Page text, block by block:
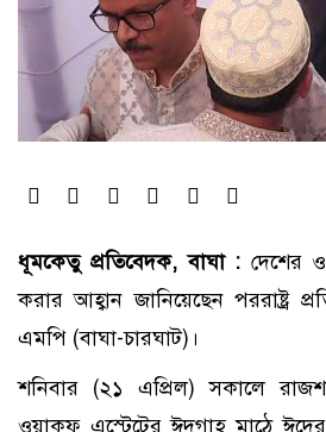
ধূমকেতু প্রতিবেদক, বাঘা : দেশের
করার আহ্বান জানিয়েছেন পররাষ্ট্র
এমপি (বাঘা-চারঘাট)।
শনিবার (২১ এপ্রিল) সকালে
ওয়াকফ এস্টেটের ঈদগাহ মাঠে